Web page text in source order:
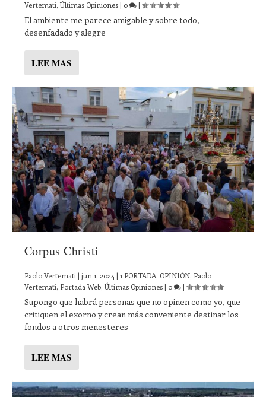
Vertemati, Últimas Opiniones| 0 |
El ambiente me parece amigable y sobre todo,
desenfadado y alegre
LEE MAS
Corpus Christi
Paolo Vertemati | jun 1, 2024 | 1 PORTADA, OPINIÓN, Paolo
Vertemati, Portada Web, Últimas Opiniones| 0 |
Supongo que habrá personas que no opinen como yo, que
critiquen el exorno y crean más conveniente destinar los
fondos a otros menesteres
LEE MAS